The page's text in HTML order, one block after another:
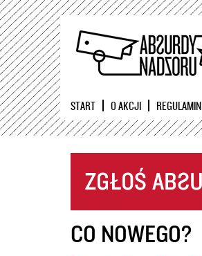
START O AKCJI REGULAMIN
CO NOWEGO?